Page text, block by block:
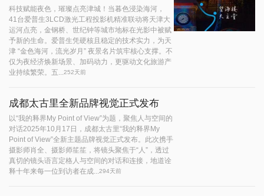
科技赋能夜色，璀璨点亮津城！当暮色浸染海河，
41台爱普生3LCD激光工程投影机精准联动将天津大
运河点亮，金钢桥、世纪钟等城市地标在光影中被赋
予新的生命。爱普生凭硬核且稳定的技术实力，为天
津 “金色海河，流光岁月” 夜景名片筑牢核心支撑。不
仅为夜经济焕新场景、加码动力，更驱动文化旅游产
业持续繁荣。五...
252天前
成都太古里全新品牌视觉正式发布
以“我的释界My Point of View”为题，聚焦人与空间的
对话2025年10月17日，成都太古里“我的释界My
Point of View”全新主题品牌视觉正式发布。此次携手
摄影师肖全、摄影师笙笙，将镜头聚焦于“人”，透过
真切的镜头语言定格人与空间的对话和连接，地道诠
释十年来每一位到访者在成...
294天前